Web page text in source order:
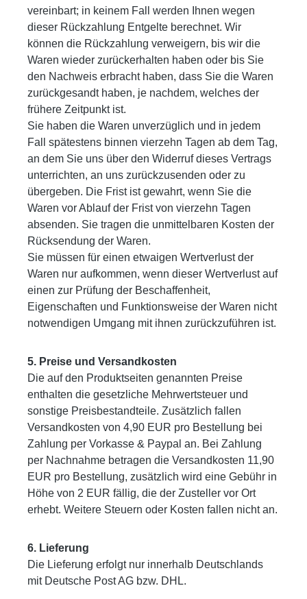
vereinbart; in keinem Fall werden Ihnen wegen
dieser Rückzahlung Entgelte berechnet. Wir
können die Rückzahlung verweigern, bis wir die
Waren wieder zurückerhalten haben oder bis Sie
den Nachweis erbracht haben, dass Sie die Waren
zurückgesandt haben, je nachdem, welches der
frühere Zeitpunkt ist.
Sie haben die Waren unverzüglich und in jedem
Fall spätestens binnen vierzehn Tagen ab dem Tag,
an dem Sie uns über den Widerruf dieses Vertrags
unterrichten, an uns zurückzusenden oder zu
übergeben. Die Frist ist gewahrt, wenn Sie die
Waren vor Ablauf der Frist von vierzehn Tagen
absenden. Sie tragen die unmittelbaren Kosten der
Rücksendung der Waren.
Sie müssen für einen etwaigen Wertverlust der
Waren nur aufkommen, wenn dieser Wertverlust auf
einen zur Prüfung der Beschaffenheit,
Eigenschaften und Funktionsweise der Waren nicht
notwendigen Umgang mit ihnen zurückzuführen ist.
5. Preise und Versandkosten
Die auf den Produktseiten genannten Preise
enthalten die gesetzliche Mehrwertsteuer und
sonstige Preisbestandteile. Zusätzlich fallen
Versandkosten von 4,90 EUR pro Bestellung bei
Zahlung per Vorkasse & Paypal an. Bei Zahlung
per Nachnahme betragen die Versandkosten 11,90
EUR pro Bestellung, zusätzlich wird eine Gebühr in
Höhe von 2 EUR fällig, die der Zusteller vor Ort
erhebt. Weitere Steuern oder Kosten fallen nicht an.
6. Lieferung
Die Lieferung erfolgt nur innerhalb Deutschlands
mit Deutsche Post AG bzw. DHL.